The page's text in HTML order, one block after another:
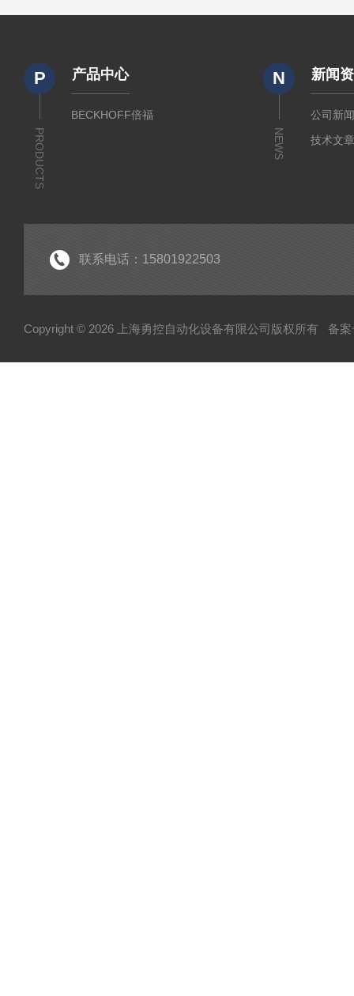
P
PRODUCTS
产品中心
BECKHOFF倍福
N
NEWS
新闻
公司新
技术文
联系电话：15801922503
Copyright © 2026 上海勇控自动化设备有限公司版权所有 备案